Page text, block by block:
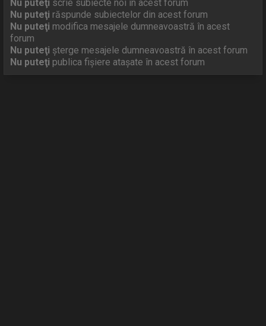
Nu puteţi scrie subiecte noi în acest forum
Nu puteţi răspunde subiectelor din acest forum
Nu puteţi modifica mesajele dumneavoastră în acest
forum
Nu puteţi şterge mesajele dumneavoastră în acest forum
Nu puteţi publica fişiere ataşate în acest forum